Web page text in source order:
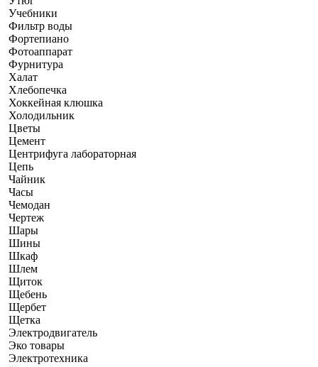
Учебники
Фильтр воды
Фортепиано
Фотоаппарат
Фурнитура
Халат
Хлебопечка
Хоккейная клюшка
Холодильник
Цветы
Цемент
Центрифуга лабораторная
Цепь
Чайник
Часы
Чемодан
Чертеж
Шары
Шины
Шкаф
Шлем
Щиток
Щебень
Щербет
Щетка
Электродвигатель
Эко товары
Электротехника